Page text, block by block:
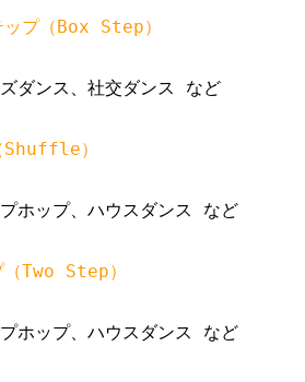
プ（Box Step）
ダンス、社交ダンス など
Shuffle）
ホップ、ハウスダンス など
Two Step）
ホップ、ハウスダンス など